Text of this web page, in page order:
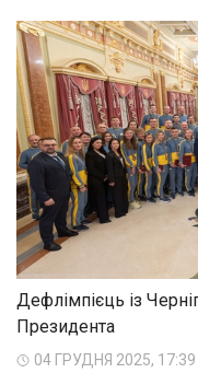
Дефлімпієць із
Президента
04 ГРУДНЯ 2025, 17:39